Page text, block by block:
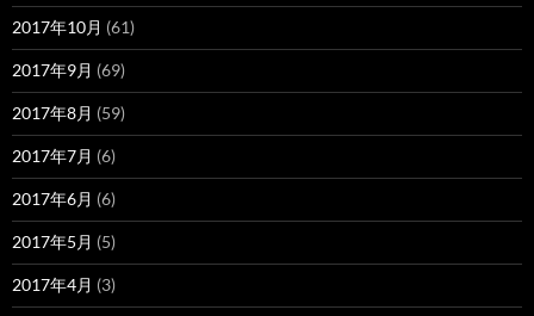
2017年10月 (61)
2017年9月 (69)
2017年8月 (59)
2017年7月 (6)
2017年6月 (6)
2017年5月 (5)
2017年4月 (3)